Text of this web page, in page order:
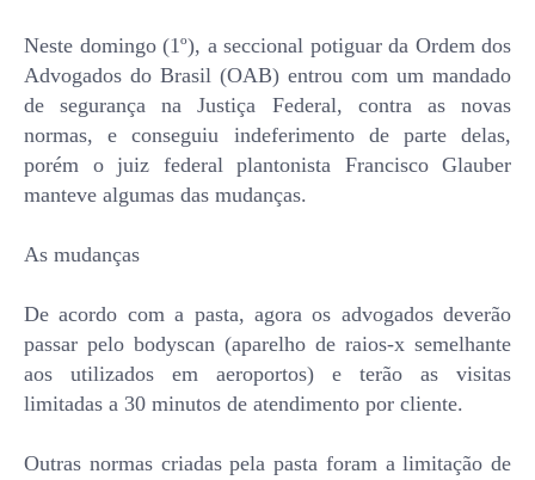
Neste domingo (1º), a seccional potiguar da Ordem dos
Advogados do Brasil (OAB) entrou com um mandado
de segurança na Justiça Federal, contra as novas
normas, e conseguiu indeferimento de parte delas,
porém o juiz federal plantonista Francisco Glauber
manteve algumas das mudanças.
As mudanças
De acordo com a pasta, agora os advogados deverão
passar pelo bodyscan (aparelho de raios-x semelhante
aos utilizados em aeroportos) e terão as visitas
limitadas a 30 minutos de atendimento por cliente.
Outras normas criadas pela pasta foram a limitação de